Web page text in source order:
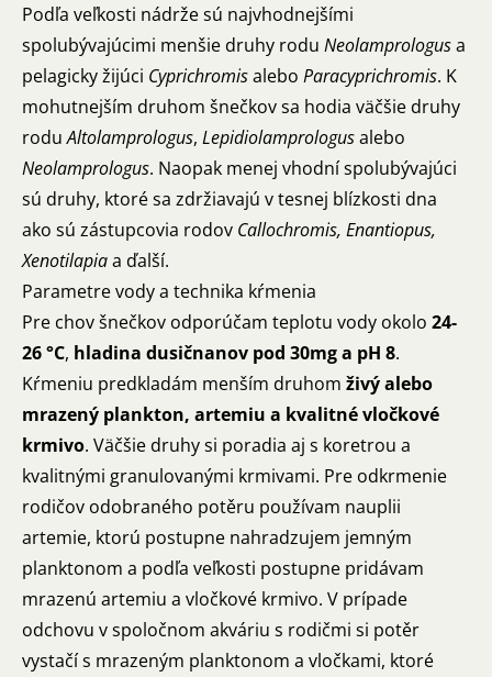
Podľa veľkosti nádrže sú najvhodnejšími
spolubývajúcimi menšie druhy rodu Neolamprologusa
pelagicky žijúci Cyprichromisalebo Paracyprichromis. K
mohutnejším druhom šnečkov sa hodia väčšie druhy
roduAltolamprologus, Lepidiolamprologusalebo
Neolamprologus. Naopak menej vhodní spolubývajúci
sú druhy, ktoré sa zdržiavajú v tesnej blízkosti dna
ako sú zástupcovia rodov Callochromis, Enantiopus,
Xenotilapiaa ďalší.
Parametre vody a technika kŕmenia
Pre chov šnečkov odporúčam teplotu vody okolo 24-
26 °C, hladina dusičnanov pod 30mg a pH 8.
Kŕmeniu predkladám menším druhom živý alebo
mrazený plankton, artemiu a kvalitné vločkové
krmivo. Väčšie druhy si poradia aj s koretrou a
kvalitnými granulovanými krmivami. Pre odkrmenie
rodičov odobraného potěru používam nauplii
artemie, ktorú postupne nahradzujem jemným
planktonom a podľa veľkosti postupne pridávam
mrazenú artemiu a vločkové krmivo. V prípade
odchovu v spoločnom akváriu s rodičmi si potěr
vystačí s mrazeným planktonom a vločkami, ktoré